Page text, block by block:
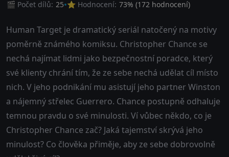
🎬 Počet dílů: 25 ⭐ Hodnocení: 73% (172 hodnocení)
Human Target je dramatický seriál natočený na motivy
poměrně známého komiksu. Christopher Chance se
nechá najímat lidmi jako bezpečnostní poradce, který
své klienty chrání tím, že ze sebe nechá udělat cíl místo
nich. V jeho podnikání mu asistují jeho partner Winston
a nájemný střelec Guerrero. Chance postupně odhaluje
temnou pravdu o své minulosti. Ví vůbec někdo, co je
Christopher Chance zač? Jaká tajemství skrývá jeho
minulost? Co člověka přiměje, aby ze sebe dobrovolně